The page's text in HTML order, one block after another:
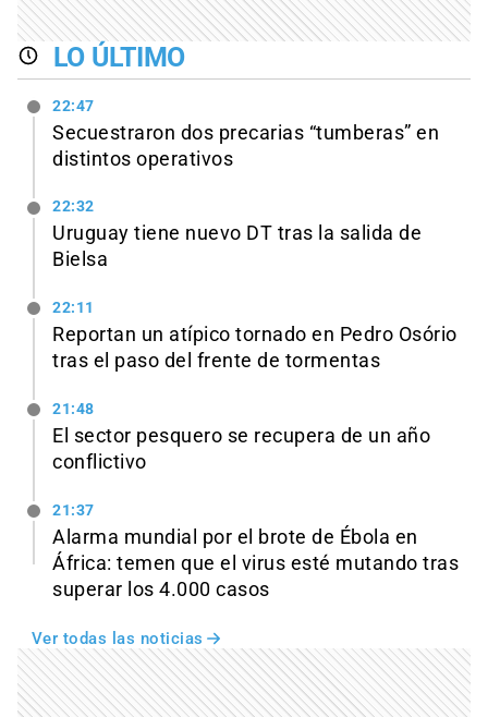
LO ÚLTIMO
22:47
Secuestraron dos precarias “tumberas” en
distintos operativos
22:32
Uruguay tiene nuevo DT tras la salida de
Bielsa
22:11
Reportan un atípico tornado en Pedro Osório
tras el paso del frente de tormentas
21:48
El sector pesquero se recupera de un año
conflictivo
21:37
Alarma mundial por el brote de Ébola en
África: temen que el virus esté mutando tras
superar los 4.000 casos
Ver todas las noticias